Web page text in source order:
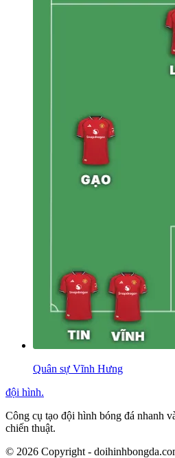
Quân sự Vĩnh Hưng
đội hình.
Công cụ tạo đội hình bóng đá nhanh
chiến thuật.
© 2026 Copyright -